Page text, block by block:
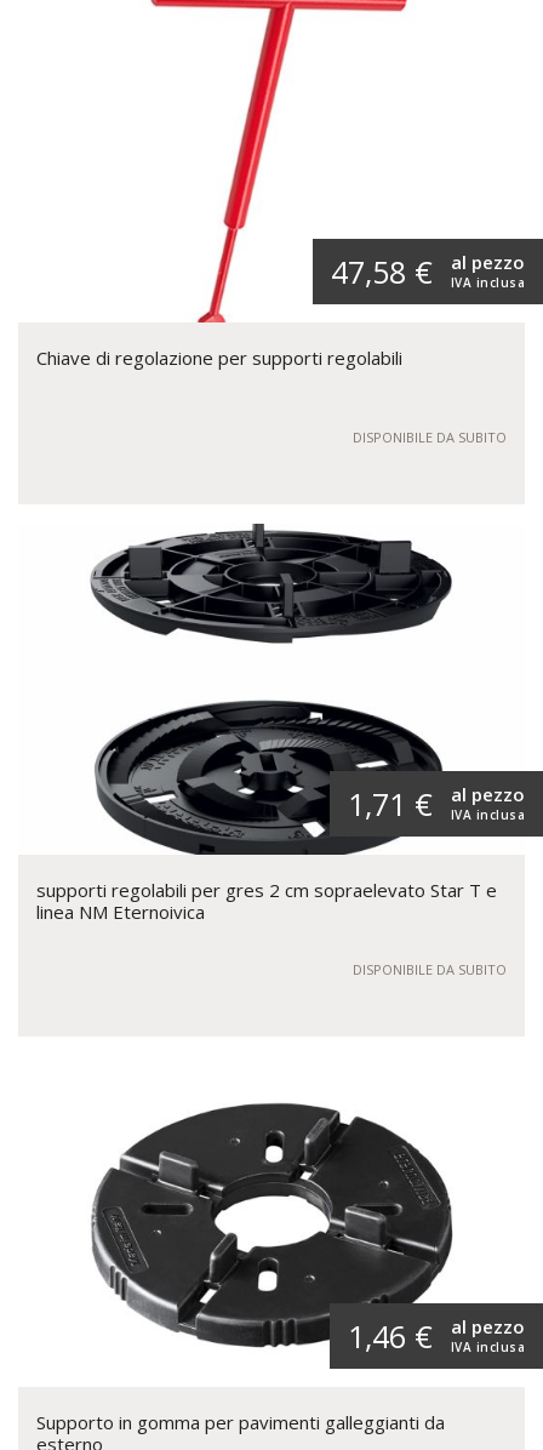
47,58 € IVA inclusa
al pezzo
Chiave di regolazione per supporti regolabili
DISPONIBILE DA SUBITO
1,71 € IVA inclusa
al pezzo
supporti regolabili per gres 2 cm sopraelevato Star T e
linea NM Eternoivica
DISPONIBILE DA SUBITO
1,46 € IVA inclusa
al pezzo
Supporto in gomma per pavimenti galleggianti da
esterno